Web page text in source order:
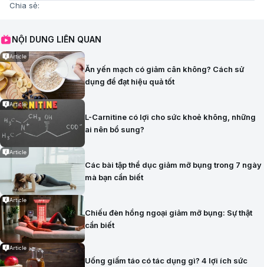
Chia sẻ:
NỘI DUNG LIÊN QUAN
Article
Ăn yến mạch có giảm cân không? Cách sử
dụng để đạt hiệu quả tốt
Article
L-Carnitine có lợi cho sức khoẻ không, những
ai nên bổ sung?
Article
Các bài tập thể dục giảm mỡ bụng trong 7 ngày
mà bạn cần biết
Article
Chiếu đèn hồng ngoại giảm mỡ bụng: Sự thật
cần biết
Article
Uống giấm táo có tác dụng gì? 4 lợi ích sức